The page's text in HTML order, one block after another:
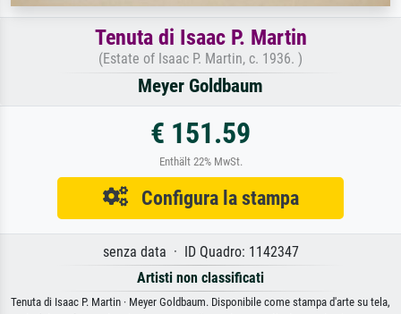
Tenuta di Isaac P. Martin
(Estate of Isaac P. Martin, c. 1936. )
Meyer Goldbaum
€ 151.59
Enthält 22% MwSt.
Configura la stampa
senza data · ID Quadro: 1142347
Artisti non classificati
Tenuta di Isaac P. Martin · Meyer Goldbaum. Disponibile come stampa d'arte su tela,